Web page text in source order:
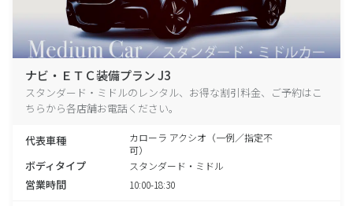
ナビ・ＥＴＣ装備プラン J3
スタンダード・ミドルのレンタル、お得な割引料金、ご予約はこ
ちらから各店舗お電話ください。
代表車種
カローラ アクシオ（一例／指定不
可）
ボディタイプ スタンダード・ミドル
営業時間 10:00-18:30